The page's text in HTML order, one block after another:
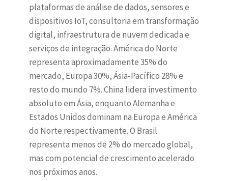
plataformas de análise de dados, sensores e
dispositivos IoT, consultoria em transformação
digital, infraestrutura de nuvem dedicada e
serviços de integração. América do Norte
representa aproximadamente 35% do
mercado, Europa 30%, Ásia-Pacífico 28% e
resto do mundo 7%. China lidera investimento
absoluto em Ásia, enquanto Alemanha e
Estados Unidos dominam na Europa e América
do Norte respectivamente. O Brasil
representa menos de 2% do mercado global,
mas com potencial de crescimento acelerado
nos próximos anos.